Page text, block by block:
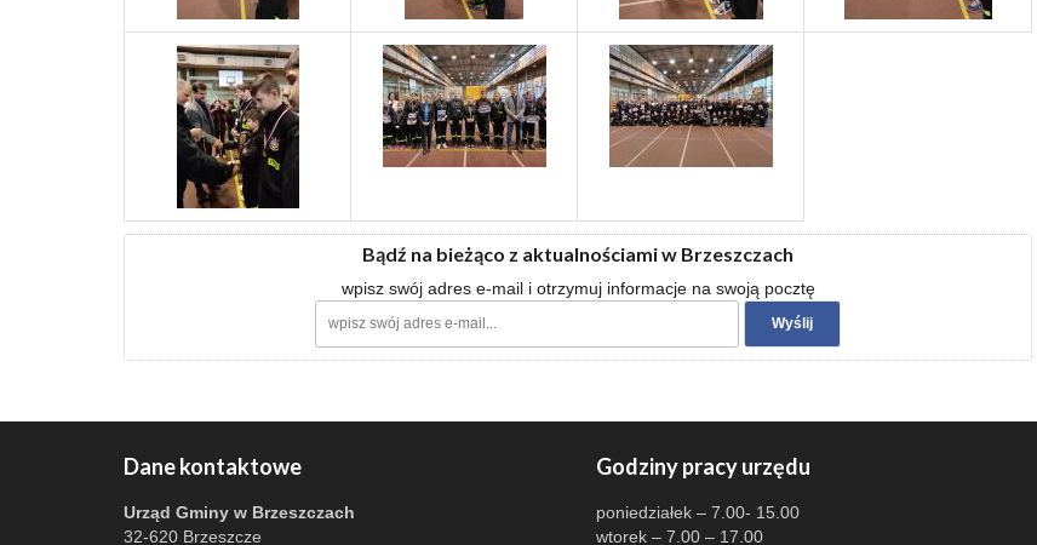
Bądź na bieżąco z aktualnościami w Brzeszczach
wpisz swój adres e-mail i otrzymuj informacje na swoją pocztę
Dane kontaktowe
Urząd Gminy w Brzeszczach
32-620 Brzeszcze
Godziny pracy urzędu
poniedziałek – 7.00- 15.00
wtorek – 7.00 – 17.00